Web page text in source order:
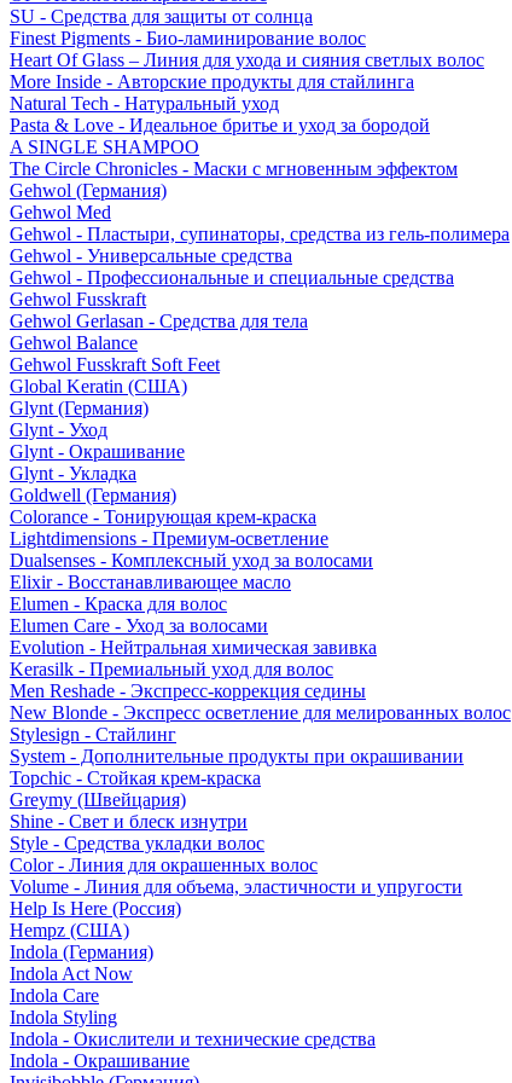
SU - Средства для защиты от солнца
Finest Pigments - Био-ламинирование волос
Heart Of Glass – Линия для ухода и сияния светлых волос
More Inside - Авторские продукты для стайлинга
Natural Tech - Натуральный уход
Pasta & Love - Идеальное бритье и уход за бородой
A SINGLE SHAMPOO
The Circle Chronicles - Маски с мгновенным эффектом
Gehwol (Германия)
Gehwol Med
Gehwol - Пластыри, супинаторы, средства из гель-полимера
Gehwol - Универсальные средства
Gehwol - Профессиональные и специальные средства
Gehwol Fusskraft
Gehwol Gerlasan - Средства для тела
Gehwol Balance
Gehwol Fusskraft Soft Feet
Global Keratin (США)
Glynt (Германия)
Glynt - Уход
Glynt - Окрашивание
Glynt - Укладка
Goldwell (Германия)
Colorance - Тонирующая крем-краска
Lightdimensions - Премиум-осветление
Dualsenses - Комплексный уход за волосами
Elixir - Восстанавливающее масло
Elumen - Краска для волос
Elumen Care - Уход за волосами
Evolution - Нейтральная химическая завивка
Kerasilk - Премиальный уход для волос
Men Reshade - Экспресс-коррекция седины
New Blonde - Экспресс осветление для мелированных волос
Stylesign - Стайлинг
System - Дополнительные продукты при окрашивании
Topchic - Стойкая крем-краска
Greymy (Швейцария)
Shine - Свет и блеск изнутри
Style - Средства укладки волос
Color - Линия для окрашенных волос
Volume - Линия для объема, эластичности и упругости
Help Is Here (Россия)
Hempz (США)
Indola (Германия)
Indola Act Now
Indola Care
Indola Styling
Indola - Окислители и технические средства
Indola - Окрашивание